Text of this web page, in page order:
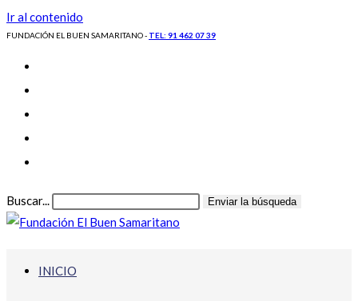
Ir al contenido
FUNDACIÓN EL BUEN SAMARITANO - TEL: 91 462 07 39
Buscar... Enviar la búsqueda
INICIO